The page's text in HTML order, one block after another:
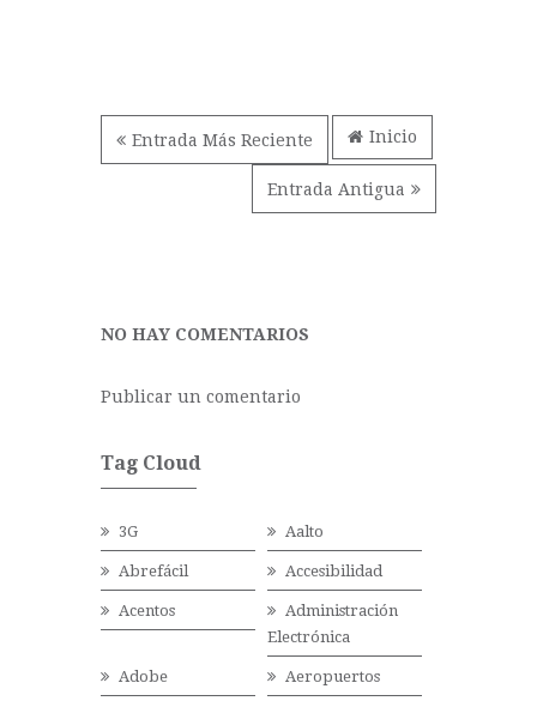
Entrada Más Reciente
Entrada Antigua
Inicio
NO HAY COMENTARIOS
Publicar un comentario
Tag Cloud
3G Aalto
Abrefácil Accesibilidad
Acentos
Administración
Electrónica
Adobe Aeropuertos